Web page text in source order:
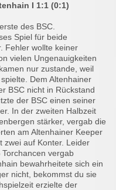
I 1:1 (0:1)
des BSC.
Spiel für beide
Fehler wollte keiner
vielen Ungenauigkeiten
nur zustande, weil
Dem Altenhainer
BSC nicht in Rückstand
der BSC einen seiner
In der zweiten Halbzeit
stärker, vergab die
am Altenhainer Keeper
zwei auf Konter. Leider
vergab
bewahrheitete sich ein
nicht, bekommst du sie
erzielte der